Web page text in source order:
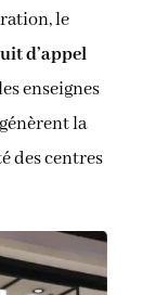
le
d’appel
enseignes
la
des centres